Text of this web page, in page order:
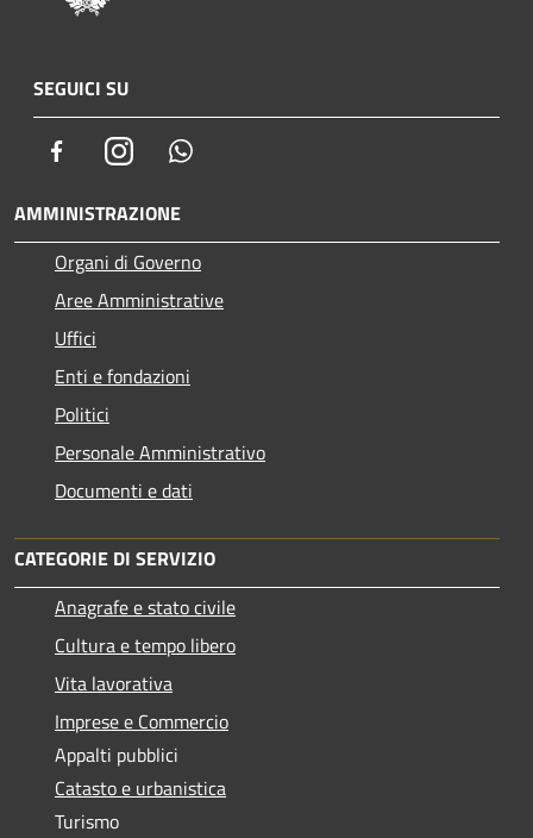
SEGUICI SU
FacebookInstagram
AMMINISTRAZIONE
Organi di Governo
Aree Amministrative
Uffici
Enti e fondazioni
Politici
Personale Amministrativo
Documenti e dati
CATEGORIE DI SERVIZIO
Anagrafe e stato civile
Cultura e tempo libero
Vita lavorativa
Imprese e Commercio
Appalti pubblici
Catasto e urbanistica
Turismo